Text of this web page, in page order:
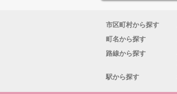
市区町村から探す
町名から探す
路線から探す
駅から探す